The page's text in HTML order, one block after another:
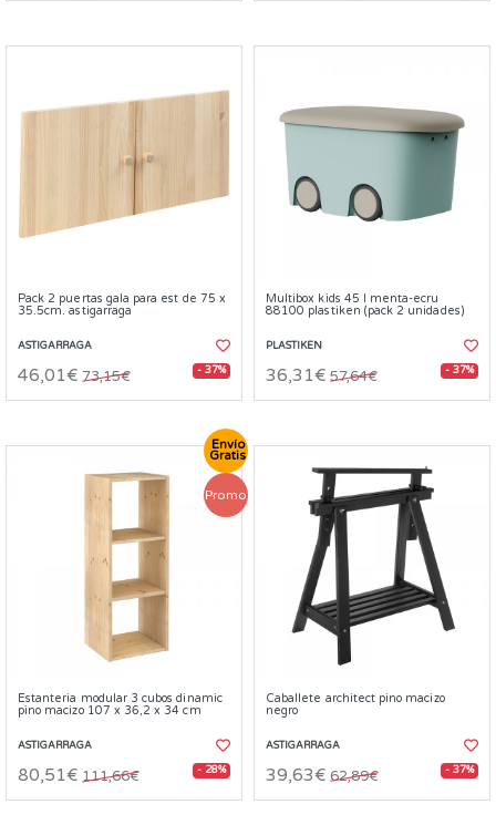
Pack 2 puertas gala para est de 75 x
35.5cm. astigarraga
ASTIGARRAGA
46,01€ 73,15€ - 37%
Multibox kids 45 l menta-ecru
88100 plastiken (pack 2 unidades)
PLASTIKEN
36,31€ 57,64€ - 37%
Envío
Gratis
Promo
Estanteria modular 3 cubos dinamic
pino macizo 107 x 36,2 x 34 cm
ASTIGARRAGA
80,51€ 111,66€ - 28%
Caballete architect pino macizo
negro
ASTIGARRAGA
39,63€ 62,89€ - 37%